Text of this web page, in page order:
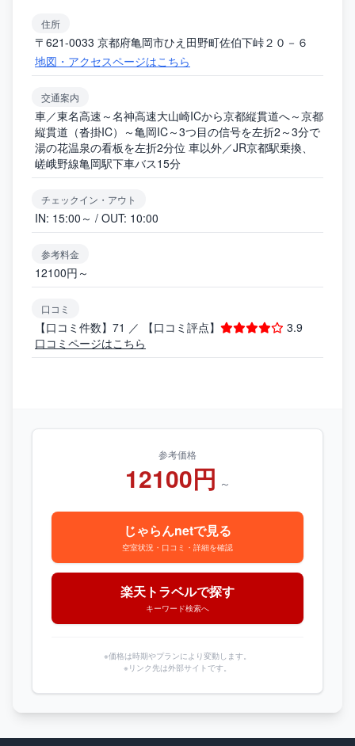
住所
〒621-0033 京都府亀岡市ひえ田野町佐伯下峠２０－６
地図・アクセスページはこちら
交通案内
車／東名高速～名神高速大山崎ICから京都縦貫道へ～京都
縦貫道（沓掛IC）～亀岡IC～3つ目の信号を左折2～3分で
湯の花温泉の看板を左折2分位 車以外／JR京都駅乗換、
嵯峨野線亀岡駅下車バス15分
チェックイン・アウト
IN: 15:00～ / OUT: 10:00
参考料金
12100円～
口コミ
【口コミ件数】71 ／ 【口コミ評点】
3.9
口コミページはこちら
参考価格
12100円 ～
じゃらんnetで見る
空室状況・口コミ・詳細を確認
楽天トラベルで探す
キーワード検索へ
※価格は時期やプランにより変動します。
※リンク先は外部サイトです。